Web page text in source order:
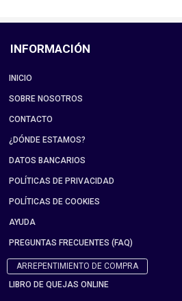
INFORMACIÓN
INICIO
SOBRE NOSOTROS
CONTACTO
¿DÓNDE ESTAMOS?
DATOS BANCARIOS
POLÍTICAS DE PRIVACIDAD
POLÍTICAS DE COOKIES
AYUDA
PREGUNTAS FRECUENTES (FAQ)
ARREPENTIMIENTO DE COMPRA
LIBRO DE QUEJAS ONLINE